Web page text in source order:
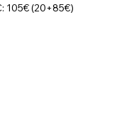
105€ (20+85€)